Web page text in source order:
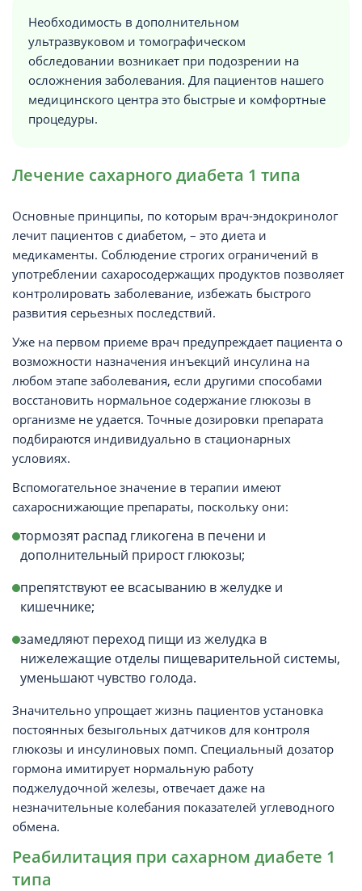
Необходимость в дополнительном
ультразвуковом и томографическом
обследовании возникает при подозрении на
осложнения заболевания. Для пациентов нашего
медицинского центра это быстрые и комфортные
процедуры.
Лечение сахарного диабета 1 типа
Основные принципы, по которым врач-эндокринолог
лечит пациентов с диабетом, – это диета и
медикаменты. Соблюдение строгих ограничений в
употреблении сахаросодержащих продуктов позволяет
контролировать заболевание, избежать быстрого
развития серьезных последствий.
Уже на первом приеме врач предупреждает пациента о
возможности назначения инъекций инсулина на
любом этапе заболевания, если другими способами
восстановить нормальное содержание глюкозы в
организме не удается. Точные дозировки препарата
подбираются индивидуально в стационарных
условиях.
Вспомогательное значение в терапии имеют
сахароснижающие препараты, поскольку они:
тормозят распад гликогена в печени и
дополнительный прирост глюкозы;
препятствуют ее всасыванию в желудке и
кишечнике;
замедляют переход пищи из желудка в
нижележащие отделы пищеварительной системы,
уменьшают чувство голода.
Значительно упрощает жизнь пациентов установка
постоянных безыгольных датчиков для контроля
глюкозы и инсулиновых помп. Специальный дозатор
гормона имитирует нормальную работу
поджелудочной железы, отвечает даже на
незначительные колебания показателей углеводного
обмена.
Реабилитация при сахарном диабете 1
типа